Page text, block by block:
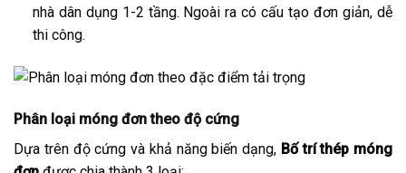
nhà dân dụng 1-2 tầng. Ngoài ra có cấu tạo đơn giản, dễ
thi công.
Phân loại móng đơn theo độ cứng
Dựa trên độ cứng và khả năng biến dạng, Bố trí thép móng